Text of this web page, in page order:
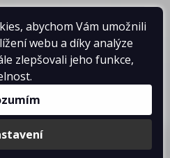
Projekty kuchyní
abychom Vám umožnili
webu a díky analýze
zlepšovali jeho funkce,